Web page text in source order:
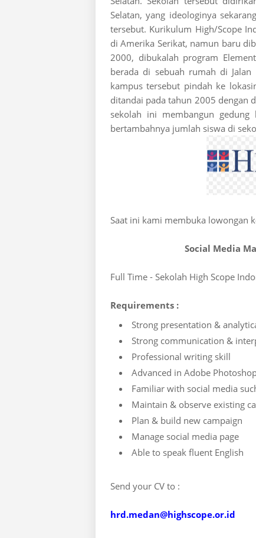
Selatan, yang ideologinya
tersebut. Kurikulum High/Scope
di Amerika Serikat, namun baru
2000, dibukalah program
berada di sebuah rumah di
kampus tersebut pindah ke
ditandai pada tahun 2005 dengan
sekolah ini membangun
bertambahnya jumlah siswa di
Saat ini kami membuka lowongan
Social Media
Full Time - Sekolah High Scope
Requirements :
Strong presentation &
Strong communication &
Professional writing skill
Advanced in Adobe
Familiar with social media
Maintain & observe existing
Plan & build new campaign
Manage social media page
Able to speak fluent English
Send your CV to :
hrd.medan@highscope.or.id